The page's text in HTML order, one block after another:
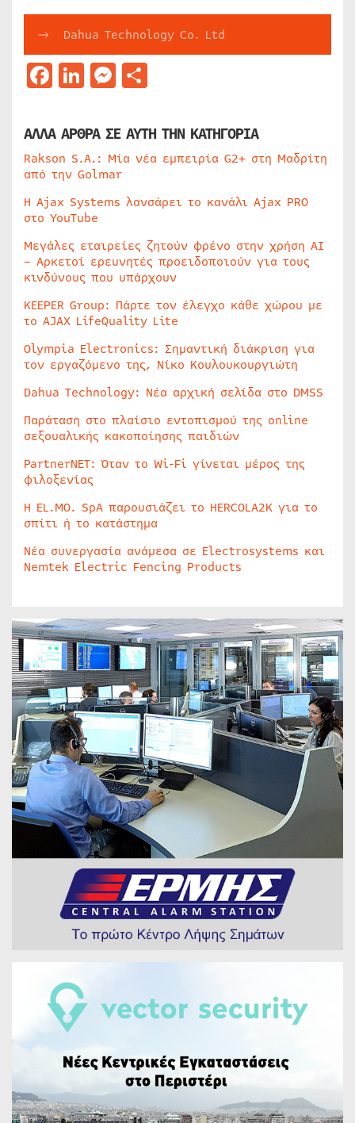
Dahua Technology Co. Ltd
Facebook
LinkedIn
Messenger
ΑΛΛΑ ΑΡΘΡΑ ΣΕ ΑΥΤΗ ΤΗΝ ΚΑΤΗΓΟΡΙΑ
Rakson S.A.: Μία νέα εμπειρία G2+ στη Μαδρίτη
από την Golmar
Η Ajax Systems λανσάρει το κανάλι Ajax PRO
στο YouTube
Μεγάλες εταιρείες ζητούν φρένο στην χρήση AI
– Αρκετοί ερευνητές προειδοποιούν για τους
κινδύνους που υπάρχουν
KEEPER Group: Πάρτε τον έλεγχο κάθε χώρου με
το AJAX LifeQuality Lite
Olympia Electronics: Σημαντική διάκριση για
τον εργαζόμενο της, Νίκο Κουλουκουργιώτη
Dahua Technology: Νέα αρχική σελίδα στο DMSS
Παράταση στο πλαίσιο εντοπισμού της online
σεξουαλικής κακοποίησης παιδιών
PartnerNET: Όταν το Wi-Fi γίνεται μέρος της
φιλοξενίας
Η EL.MO. SpA παρουσιάζει το HERCOLA2K για το
σπίτι ή το κατάστημα
Νέα συνεργασία ανάμεσα σε Electrosystems και
Nemtek Electric Fencing Products